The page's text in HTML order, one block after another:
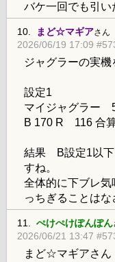
バケ一回でも引
10. まど☆マギアさん
2026/06/19 17:09
ジャグラーの実
設定1
マイジャグラー
B 170 R 116 合
結果 B設定1以
すね。
全体的に下ブレ
っちぎることはな
11. ぺけぺけぽんぽん
2026/06/21 13:47
まど☆マギアさん